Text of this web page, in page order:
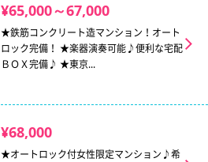
¥65,000～67,000
★鉄筋コンクリート造マンション！オート
ロック完備！ ★楽器演奏可能♪便利な宅配
ＢＯＸ完備♪ ★東京...
¥68,000
★オートロック付女性限定マンション♪希